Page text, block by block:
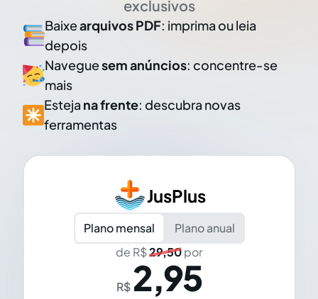
exclusivos
Baixearquivos PDF: imprima ou leia
depois
Naveguesem anúncios: concentre-se
mais
Esteja na frente: descubra novas
ferramentas
JusPlus
Plano mensal
Plano anual
de R$29,50por
R$ 2,95